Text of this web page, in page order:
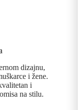
dizajnu,
i žene.
i
na stilu.